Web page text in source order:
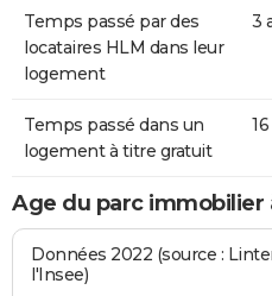
Temps passé par des
locataires HLM dans leur
logement
3
Temps passé dans un
logement à titre gratuit
Age du parc immobilier
Données 2022 (source :
l'Insee)